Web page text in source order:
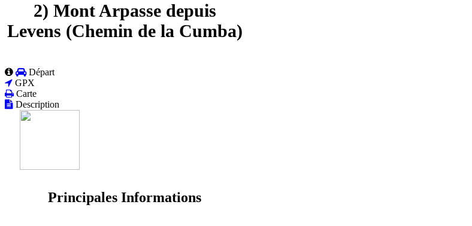
2) Mont Arpasse depuis
Levens (Chemin de la Cumba)
Départ
GPX
Carte
Description
Principales Informations